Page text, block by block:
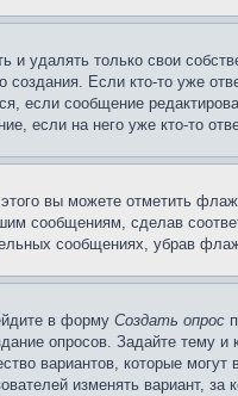
удалять только свои
Если кто-то уже
если сообщение
если на него уже кто-то
вы можете отметить
сообщениям, сделав
сообщениях, убрав
в форму Создать опрос
опросов. Задайте тему
вариантов, которые
изменять вариант, за